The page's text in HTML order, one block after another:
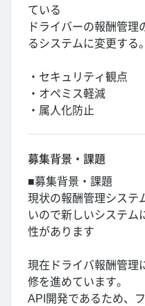
ている
ドライバーの報酬管
るシステムに変更する。
・セキュリティ観点
・オペミス軽減
・属人化防止
募集背景・課題
■募集背景・課題
現状の報酬管理システ
いので新しいシステム
性があります
現在ドライバ報酬管理
修を進めています。
API開発であるため、